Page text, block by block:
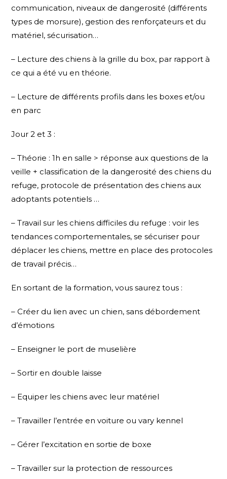
communication, niveaux de dangerosité (différents
types de morsure), gestion des renforçateurs et du
matériel, sécurisation…
– Lecture des chiens à la grille du box, par rapport à
ce qui a été vu en théorie.
– Lecture de différents profils dans les boxes et/ou
en parc
Jour 2 et 3 :
– Théorie : 1h en salle > réponse aux questions de la
veille + classification de la dangerosité des chiens du
refuge, protocole de présentation des chiens aux
adoptants potentiels …
– Travail sur les chiens difficiles du refuge : voir les
tendances comportementales, se sécuriser pour
déplacer les chiens, mettre en place des protocoles
de travail précis…
En sortant de la formation, vous saurez tous :
– Créer du lien avec un chien, sans débordement
d’émotions
– Enseigner le port de muselière
– Sortir en double laisse
– Equiper les chiens avec leur matériel
– Travailler l’entrée en voiture ou vary kennel
– Gérer l’excitation en sortie de boxe
– Travailler sur la protection de ressources